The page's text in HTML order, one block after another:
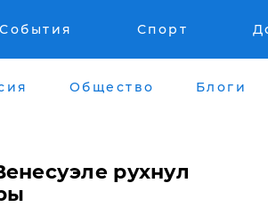
События Спорт
Общество Блоги
рухнул